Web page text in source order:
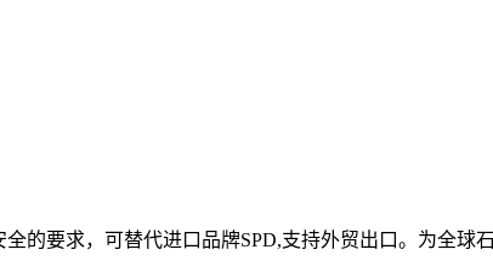
的要求，可替代进口品牌SPD,支持外贸出口。为全球